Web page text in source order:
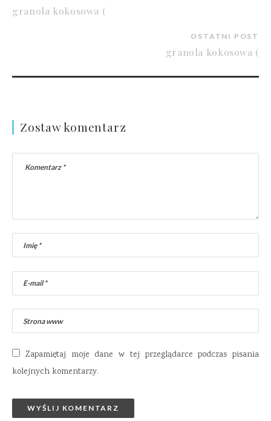
granola kokosowa (
OSTATNI POST
granola kokosowa (
Zostaw komentarz
Zapamiętaj moje dane w tej przeglądarce podczas pisania
kolejnych komentarzy.